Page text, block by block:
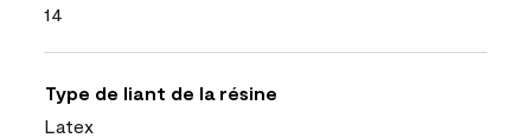
14
Type de liant de la résine
Latex